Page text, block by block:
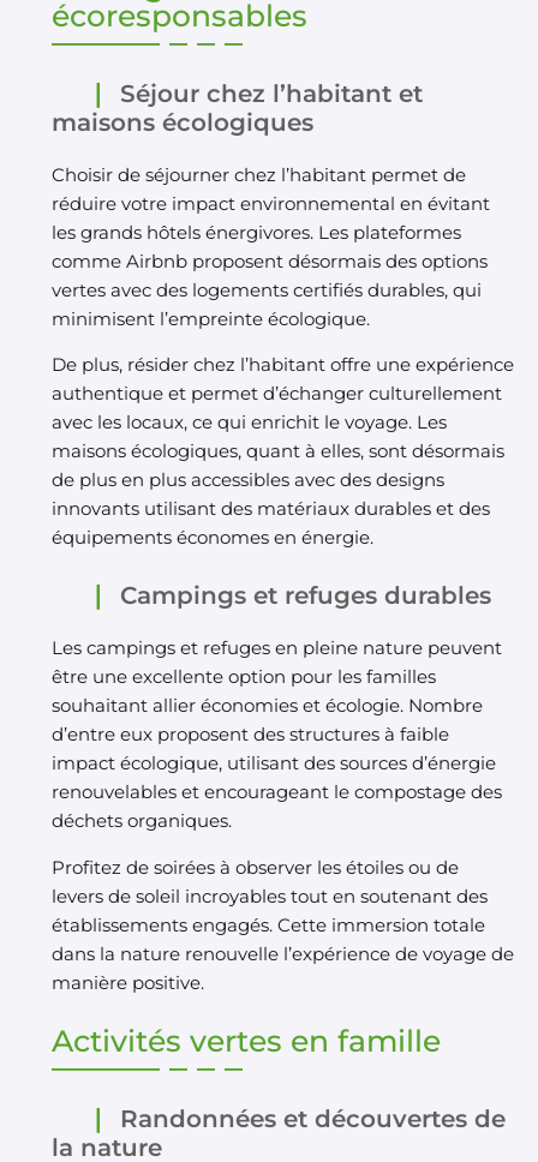
écoresponsables
Séjour chez l’habitant et
maisons écologiques
Choisir de séjourner chez l’habitant permet de
réduire votre impact environnemental en évitant
les grands hôtels énergivores. Les plateformes
comme Airbnb proposent désormais des options
vertes avec des logements certifiés durables, qui
minimisent l’empreinte écologique.
De plus, résider chez l’habitant offre une expérience
authentique et permet d’échanger culturellement
avec les locaux, ce qui enrichit le voyage. Les
maisons écologiques, quant à elles, sont désormais
de plus en plus accessibles avec des designs
innovants utilisant des matériaux durables et des
équipements économes en énergie.
Campings et refuges durables
Les campings et refuges en pleine nature peuvent
être une excellente option pour les familles
souhaitant allier économies et écologie. Nombre
d’entre eux proposent des structures à faible
impact écologique, utilisant des sources d’énergie
renouvelables et encourageant le compostage des
déchets organiques.
Profitez de soirées à observer les étoiles ou de
levers de soleil incroyables tout en soutenant des
établissements engagés. Cette immersion totale
dans la nature renouvelle l’expérience de voyage de
manière positive.
Activités vertes en famille
Randonnées et découvertes de
la nature